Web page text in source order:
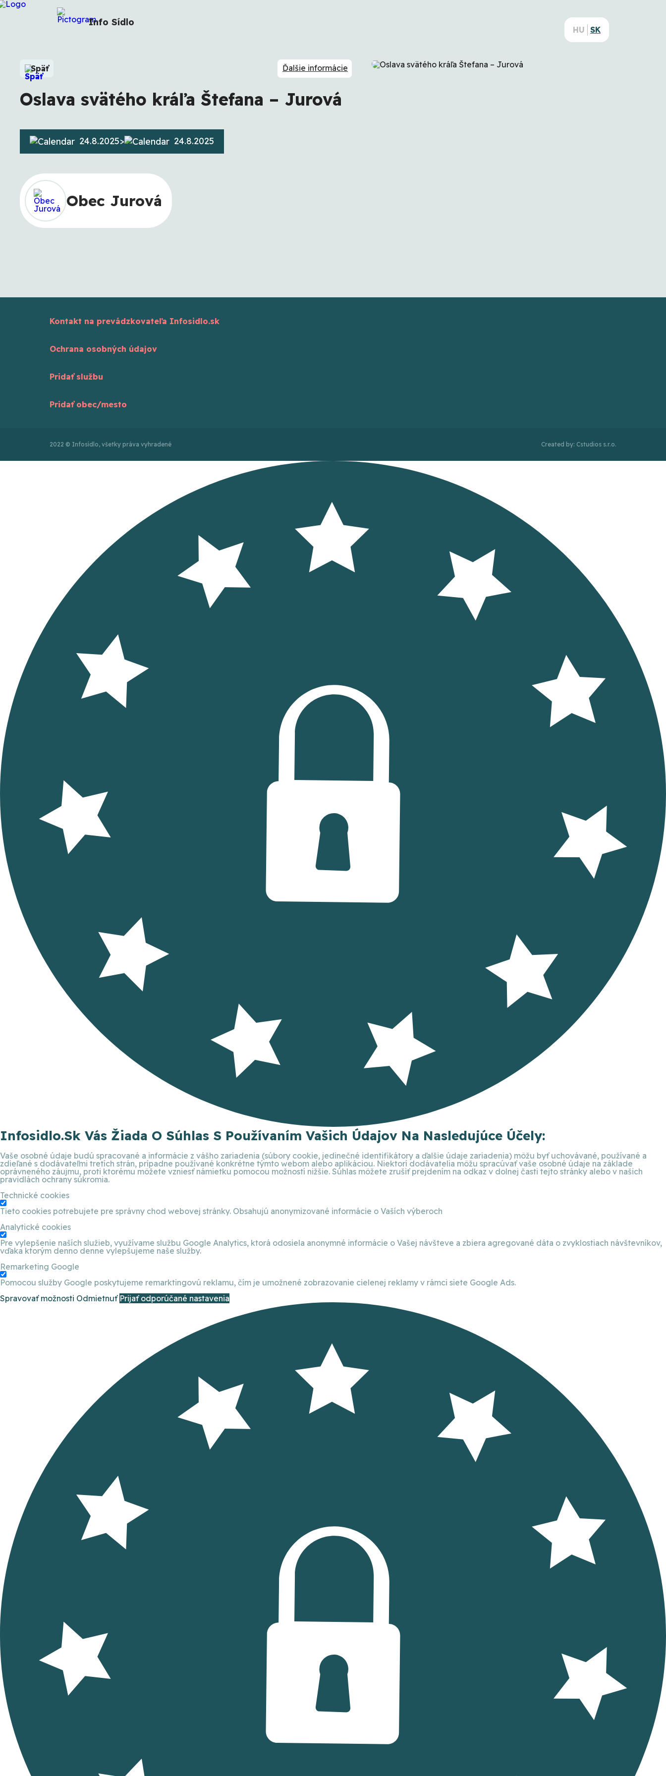
Info Sídlo
HU SK
Späť Ďalšie informácie
Oslava svätého kráľa Štefana – Jurová
24.8.2025> 24.8.2025
Obec Jurová
Kontakt na prevádzkovateľa Infosidlo.sk
Ochrana osobných údajov
Pridať službu
Pridať obec/mesto
2022 © Infosídlo, všetky práva vyhradené Created by: Cstudios s.r.o.
Infosidlo.sk Vás Žiada O Súhlas S Používaním Vašich Údajov Na Nasledujúce Účely:
Vaše osobné údaje budú spracované a informácie z vášho zariadenia (súbory cookie, jedinečné identifikátory a ďalšie údaje zariadenia) môžu byť uchovávané, používané a
zdieľané s dodávateľmi tretích strán, prípadne používané konkrétne týmto webom alebo aplikáciou. Niektorí dodávatelia môžu spracúvať vaše osobné údaje na základe
oprávneného záujmu, proti ktorému môžete vzniesť námietku pomocou možností nižšie. Súhlas môžete zrušiť prejdením na odkaz v dolnej časti tejto stránky alebo v našich
pravidlách ochrany súkromia.
Technické cookies
Tieto cookies potrebujete pre správny chod webovej stránky. Obsahujú anonymizované informácie o Vaších výberoch
Analytické cookies
Pre vylepšenie naších služieb, využívame službu Google Analytics, ktorá odosiela anonymné informácie o Vašej návšteve a zbiera agregované dáta o zvyklostiach návštevníkov,
vďaka ktorým denno denne vylepšujeme naše služby.
Remarketing Google
Pomocou služby Google poskytujeme remarktingovú reklamu, čím je umožnené zobrazovanie cielenej reklamy v rámci siete Google Ads.
Spravovať možnosti Odmietnuť Prijať odporúčané nastavenia